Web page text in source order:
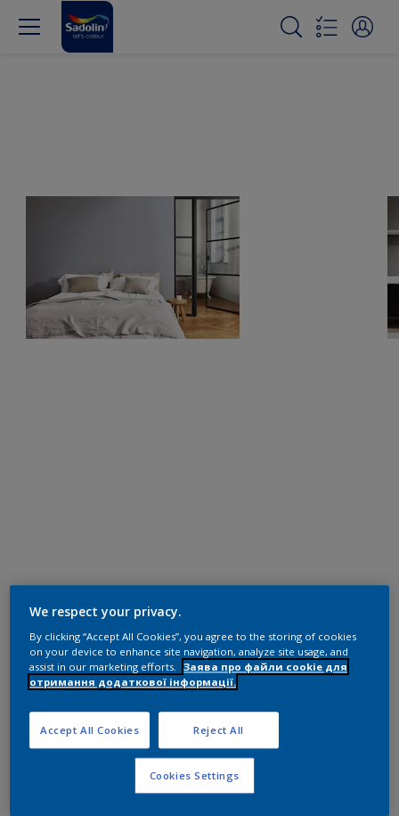
We respect your privacy.
By clicking “Accept All Cookies”, you agree to the storing of cookies
on your device to enhance site navigation, analyze site usage, and
assist in our marketing efforts.
Заява про файли cookie для
отримання додаткової інформації.
Reject All
Accept All Cookies
Cookies Settings